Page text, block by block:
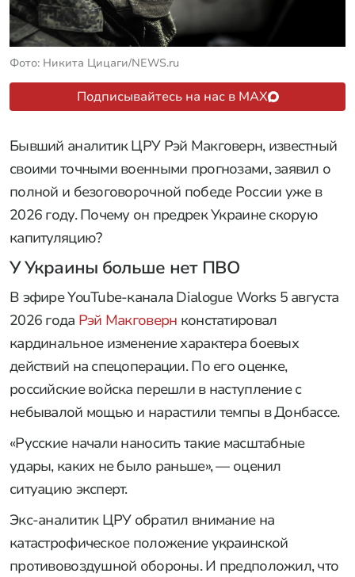
Фото: Никита Цицаги/NEWS.ru
Подписывайтесь на нас в MAX
Бывший аналитик ЦРУ Рэй Макговерн, известный
своими точными военными прогнозами, заявил о
полной и безоговорочной победе России уже в
2026 году. Почему он предрек Украине скорую
капитуляцию?
У Украины больше нет ПВО
В эфире YouTube-канала Dialogue Works 5 августа
2026 года Рэй Макговерн констатировал
кардинальное изменение характера боевых
действий на спецоперации. По его оценке,
российские войска перешли в наступление с
небывалой мощью и нарастили темпы в Донбассе.
«Русские начали наносить такие масштабные
удары, каких не было раньше», — оценил
ситуацию эксперт.
Экс-аналитик ЦРУ обратил внимание на
катастрофическое положение украинской
противовоздушной обороны. И предположил, что